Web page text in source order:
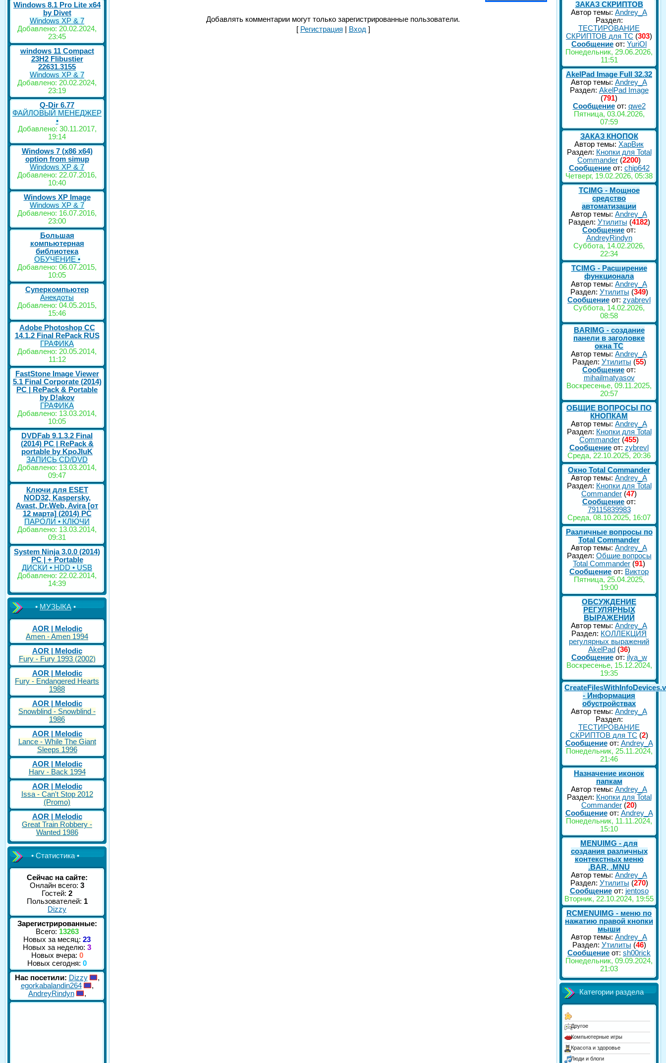
Windows 8.1 Pro Lite x64
by Divet
Windows XP & 7
Добавлено: 20.02.2024,
23:45
windows 11 Compact
23H2 Flibustier
22631.3155
Windows XP & 7
Добавлено: 20.02.2024,
23:19
Q-Dir 6.77
ФАЙЛОВЫЙ МЕНЕДЖЕР
•
Добавлено: 30.11.2017,
19:14
Windows 7 (x86 x64)
option from simup
Windows XP & 7
Добавлено: 22.07.2016,
10:40
Windows XP Image
Windows XP & 7
Добавлено: 16.07.2016,
23:00
Большая
компьютерная
библиотека
ОБУЧЕНИЕ •
Добавлено: 06.07.2015,
10:05
Суперкомпьютер
Анекдоты
Добавлено: 04.05.2015,
15:46
Adobe Photoshop CC
14.1.2 Final RePack RUS
ГРАФИКА
Добавлено: 20.05.2014,
11:12
FastStone Image Viewer
5.1 Final Corporate (2014)
РС | RePack & Portable
by D!akov
ГРАФИКА
Добавлено: 13.03.2014,
10:05
DVDFab 9.1.3.2 Final
(2014) PC | RePack &
portable by KpoJIuK
ЗАПИСЬ CD/DVD
Добавлено: 13.03.2014,
09:47
Ключи для ESET
NOD32, Kaspersky,
Avast, Dr.Web, Avira [от
12 марта] (2014) PC
ПАРОЛИ • КЛЮЧИ
Добавлено: 13.03.2014,
09:31
System Ninja 3.0.0 (2014)
РС | + Portable
ДИСКИ • HDD • USB
Добавлено: 22.02.2014,
14:39
•МУЗЫКА•
AOR | Melodic
Amen - Amen 1994
AOR | Melodic
Fury - Fury 1993 (2002)
AOR | Melodic
Fury - Endangered Hearts
1988
AOR | Melodic
Snowblind - Snowblind -
1986
AOR | Melodic
Lance - While The Giant
Sleeps 1996
AOR | Melodic
Harv - Back 1994
AOR | Melodic
Issa - Can't Stop 2012
(Promo)
AOR | Melodic
Great Train Robbery -
Wanted 1986
• Статистика •
Сейчас на сайте:
Онлайн всего: 3
Гостей: 2
Пользователей: 1
Dizzy
Зарегистрированные:
Всего: 13263
Новых за месяц: 23
Новых за неделю: 3
Новых вчера: 0
Новых сегодня: 0
Нас посетили: Dizzy
,
egorkabalandin264
,
AndreyRindyn
,
Добавлять комментарии могут только зарегистрированные пользователи.
[ Регистрация Вход ]
ЗАКАЗ СКРИПТОВ
Автор темы: Andrey_A
Раздел:
ТЕСТИРОВАНИЕ
СКРИПТОВ для TC (303)
Сообщение от: YuriOl
Понедельник, 29.06.2026,
11:51
AkelPad Image Full 32.32
Автор темы: Andrey_A
Раздел: AkelPad Image
(791)
Сообщениеот: qwe2
Пятница, 03.04.2026,
07:59
ЗАКАЗ КНОПОК
Автор темы: ХарВик
Раздел: Кнопки для Total
Commander (2200)
Сообщениеот: chip642
Четверг, 19.02.2026, 05:38
TCIMG - Мощное
средство
автоматизации
Автор темы: Andrey_A
Раздел: Утилиты (4182)
Сообщение от:
AndreyRindyn
Суббота, 14.02.2026,
22:34
TCIMG - Расширение
функционала
Автор темы: Andrey_A
Раздел: Утилиты (349)
Сообщение от: zyabrevl
Суббота, 14.02.2026,
08:58
BARIMG - создание
панели в заголовке
окна TC
Автор темы: Andrey_A
Раздел: Утилиты (55)
Сообщение от:
mihailmatyasov
Воскресенье, 09.11.2025,
20:57
ОБЩИЕ ВОПРОСЫ ПО
КНОПКАМ
Автор темы: Andrey_A
Раздел: Кнопки для Total
Commander (455)
Сообщение от: zybrevl
Среда, 22.10.2025, 20:36
Окно Total Commander
Автор темы: Andrey_A
Раздел: Кнопки для Total
Commander (47)
Сообщение от:
79115839983
Среда, 08.10.2025, 16:07
Различные вопросы по
Total Commander
Автор темы: Andrey_A
Раздел: Общие вопросы
Total Commander (91)
Сообщение от: Виктор
Пятница, 25.04.2025,
19:00
ОБСУЖДЕНИЕ
РЕГУЛЯРНЫХ
ВЫРАЖЕНИЙ
Автор темы: Andrey_A
Раздел: КОЛЛЕКЦИЯ
регулярных выражений
AkelPad (36)
Сообщениеот: ilya_w
Воскресенье, 15.12.2024,
19:35
- Информация
обустройствах
Автор темы: Andrey_A
Раздел:
ТЕСТИРОВАНИЕ
СКРИПТОВ для TC (2)
Сообщениеот: Andrey_A
Понедельник, 25.11.2024,
21:46
Назначение иконок
папкам
Автор темы: Andrey_A
Раздел: Кнопки для Total
Commander (20)
Сообщениеот: Andrey_A
Понедельник, 11.11.2024,
15:10
MENUIMG - для
создания различных
контекстных меню
.BAR, .MNU
Автор темы: Andrey_A
Раздел: Утилиты (270)
Сообщениеот: jentoso
Вторник, 22.10.2024, 19:55
RCMENUIMG - меню по
нажатию правой кнопки
мыши
Автор темы: Andrey_A
Раздел: Утилиты (46)
Сообщение от: sh00rick
Понедельник, 09.09.2024,
21:03
Категории раздела
Другое
Компьютерные игры
Красота и здоровье
Люди и блоги